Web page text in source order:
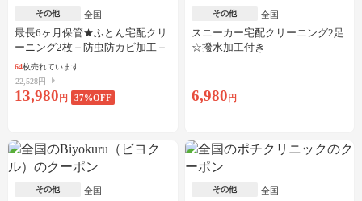
その他 全国
最長6ヶ月保管★ふとん宅配クリ
ーニング2枚＋防虫防カビ加工＋
しみ抜き
64枚売れています
22,528円
13,980 円 37%OFF
その他 全国
スニーカー宅配クリーニング2足
☆撥水加工付き
6,980 円
その他 全国 その他 全国